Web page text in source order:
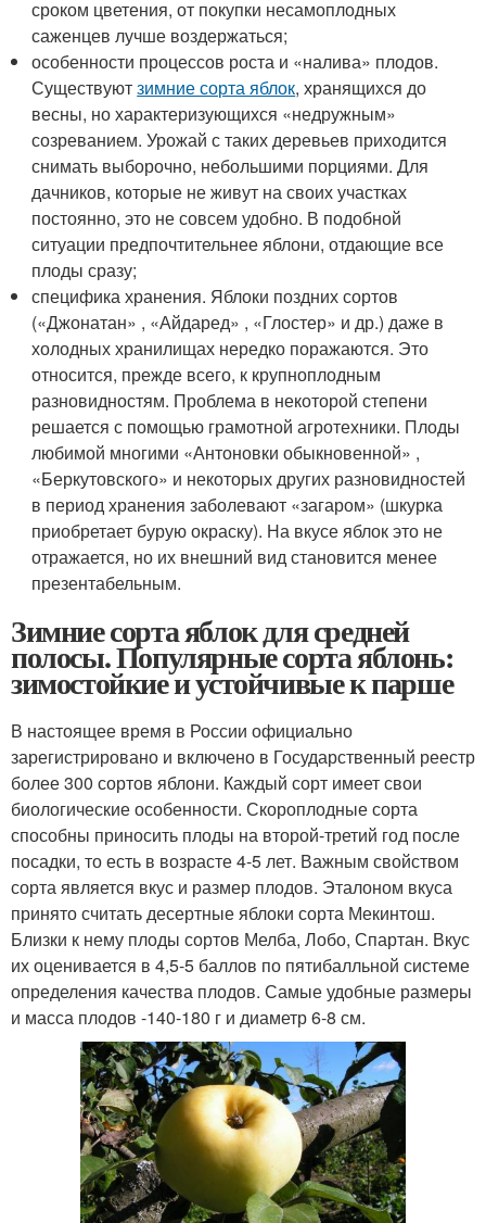
сроком цветения, от покупки несамоплодных
саженцев лучше воздержаться;
особенности процессов роста и «налива» плодов.
Существуютзимние сорта яблок, хранящихся до
весны, но характеризующихся «недружным»
созреванием. Урожай с таких деревьев приходится
снимать выборочно, небольшими порциями. Для
дачников, которые не живут на своих участках
постоянно, это не совсем удобно. В подобной
ситуации предпочтительнее яблони, отдающие все
плоды сразу;
специфика хранения. Яблоки поздних сортов
(«Джонатан» , «Айдаред» , «Глостер» и др.) даже в
холодных хранилищах нередко поражаются. Это
относится, прежде всего, к крупноплодным
разновидностям. Проблема в некоторой степени
решается с помощью грамотной агротехники. Плоды
любимой многими «Антоновки обыкновенной» ,
«Беркутовского» и некоторых других разновидностей
в период хранения заболевают «загаром» (шкурка
приобретает бурую окраску). На вкусе яблок это не
отражается, но их внешний вид становится менее
презентабельным.
Зимние сорта яблок для средней
полосы. Популярные сорта яблонь:
зимостойкие и устойчивые к парше
В настоящее время в России официально
зарегистрировано и включено в Государственный реестр
более 300 сортов яблони. Каждый сорт имеет свои
биологические особенности. Скороплодные сорта
способны приносить плоды на второй-третий год после
посадки, то есть в возрасте 4-5 лет. Важным свойством
сорта является вкус и размер плодов. Эталоном вкуса
принято считать десертные яблоки сорта Мекинтош.
Близки к нему плоды сортов Мелба, Лобо, Спартан. Вкус
их оценивается в 4,5-5 баллов по пятибалльной системе
определения качества плодов. Самые удобные размеры
и масса плодов -140-180 г и диаметр 6-8 см.